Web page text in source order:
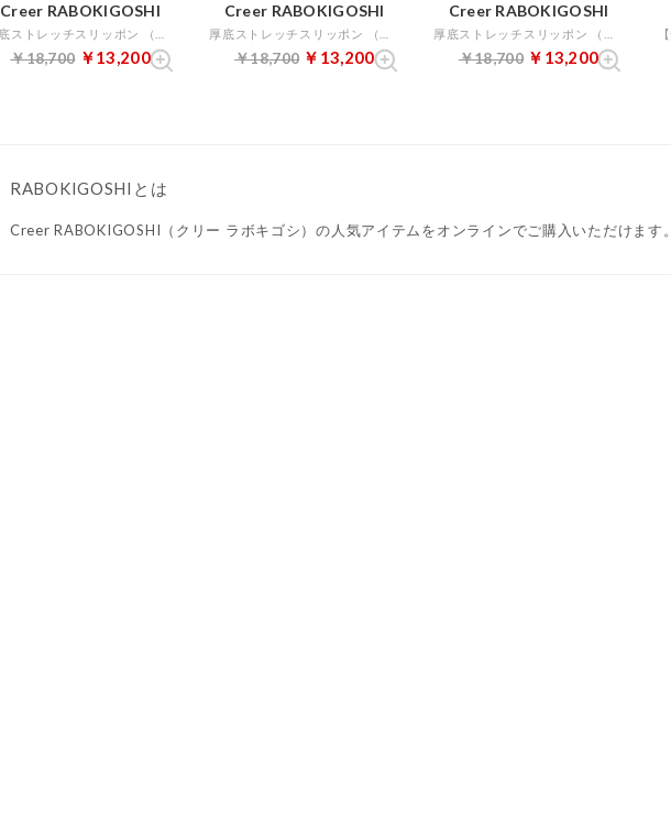
Creer RABOKIGOSHI
￥18,700 ￥13,200
Creer RABOKIGOSHI
￥18,700 ￥13,200
Creer RABOKIGOSHI
￥18,700 ￥13,200
RABOKIGOSHIとは
Creer RABOKIGOSHI（クリー ラボキゴシ）の人気アイテムをオンラインでご購入いただけます。